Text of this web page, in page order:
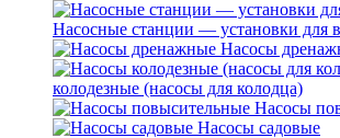
Насосные станции — установки для
Насосы
колодезные (насосы для колодца)
Насосы
Насосы садовые